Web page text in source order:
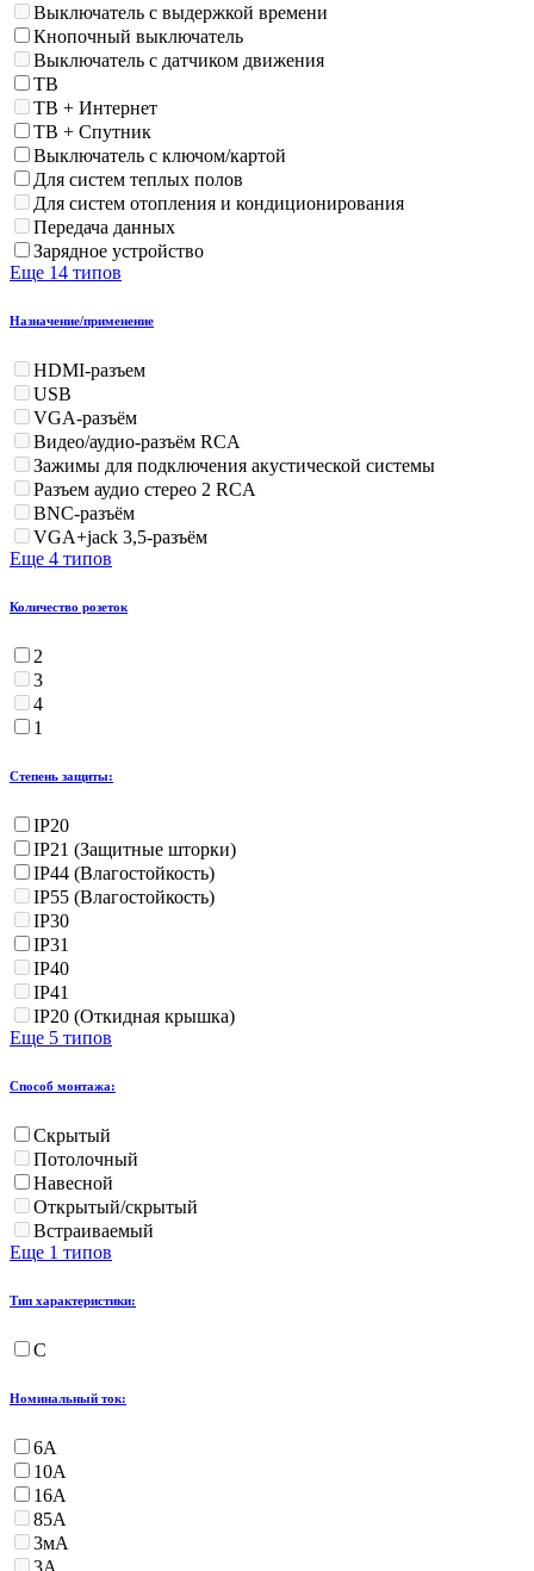
Выключатель с выдержкой времени
Кнопочный выключатель
Выключатель с датчиком движения
ТВ
ТВ + Интернет
ТВ + Спутник
Выключатель с ключом/картой
Для систем теплых полов
Для систем отопления и кондиционирования
Передача данных
Зарядное устройство
Еще 14 типов
Назначение/применение
HDMI-разъем
USB
VGA-разъём
Видео/аудио-разъём RCA
Зажимы для подключения акустической системы
Разъем аудио стерео 2 RCA
BNC-разъём
VGA+jack 3,5-разъём
Еще 4 типов
Количество розеток
2
3
4
1
Степень защиты:
IP20
IP21 (Защитные шторки)
IP44 (Влагостойкость)
IP55 (Влагостойкость)
IP30
IP31
IP40
IP41
IP20 (Откидная крышка)
Еще 5 типов
Способ монтажа:
Скрытый
Потолочный
Навесной
Открытый/скрытый
Встраиваемый
Еще 1 типов
Тип характеристики:
С
Номинальный ток:
6А
10А
16А
85А
3мА
3А